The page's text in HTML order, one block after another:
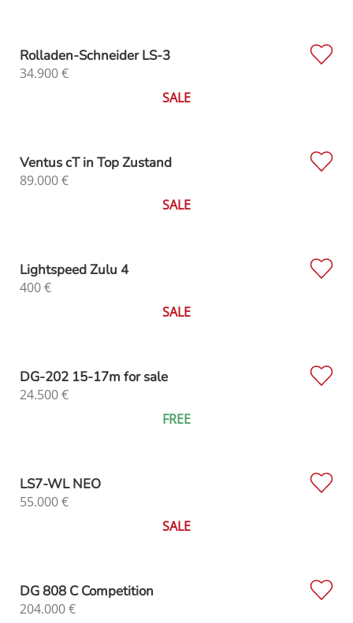
Rolladen-Schneider LS-3
34.900€
SALE
Ventus cT in Top Zustand
89.000€
SALE
Lightspeed Zulu 4
400€
SALE
DG-202 15-17m for sale
24.500€
FREE
LS7-WL NEO
55.000€
SALE
DG 808 C Competition
204.000€